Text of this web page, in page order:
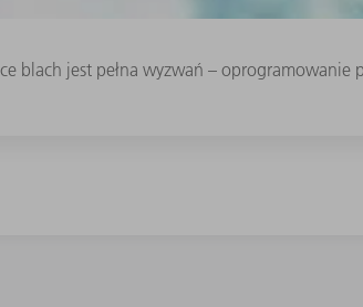
blach jest pełna wyzwań – oprogramowanie